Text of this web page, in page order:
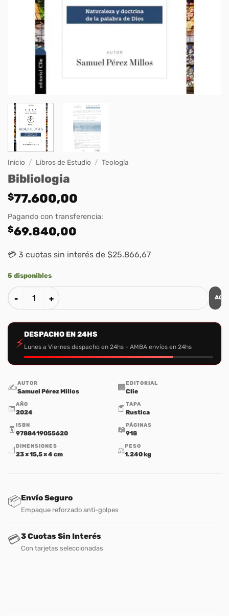
Inicio / Libros de Estudio / Teología
Bibliologia
$77.600,00
Pagando con transferencia:
$69.840,00
💳 3 cuotas sin interés de $25.866,67
5 disponibles
Bibliologia cantidad
⚡
DESPACHO EN 24HS
Lunes a Viernes despacho en 24hs - AMBA envíos en 24hs
✍️AUTOR
Samuel Pérez Millos 🏢 EDITORIAL
Clie
📅AÑO
2024 📕 TAPA
Rustica
🧾 ISBN
9788419055620 📖PÁGINAS
918
📐 DIMENSIONES
23 × 15,5 × 4 cm ⚖️PESO
1.240 kg
📦Envío Seguro
Empaque reforzado anti-golpes
💳3 Cuotas Sin Interés
Con tarjetas seleccionadas